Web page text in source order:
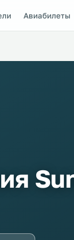
Авиабилеты